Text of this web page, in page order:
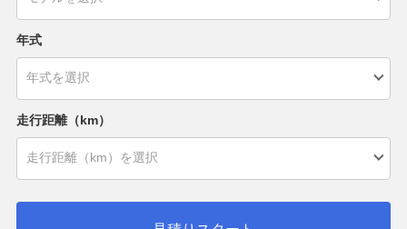
年式
走行距離（km）